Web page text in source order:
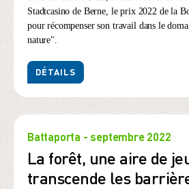
Stadtcasino de Berne, le prix 2022 de la
pour récompenser son travail dans le
nature".
DÉTAILS
Battaporta - septembre 2022
La forêt, une aire de
transcende les